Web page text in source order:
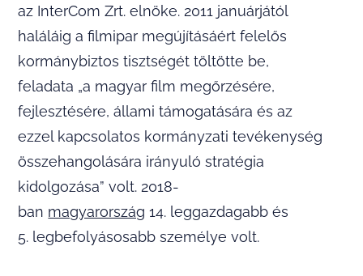
az InterCom Zrt. elnöke. 2011 januárjától
haláláig a filmipar megújításáért felelős
kormánybiztos tisztségét töltötte be,
feladata „a magyar film megőrzésére,
fejlesztésére, állami támogatására és az
ezzel kapcsolatos kormányzati tevékenység
összehangolására irányuló stratégia
kidolgozása” volt. 2018-
ban magyarország 14. leggazdagabb és
5. legbefolyásosabb személye volt.